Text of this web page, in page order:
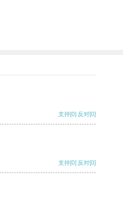
支持[0] 反对[0]
支持[0] 反对[0]